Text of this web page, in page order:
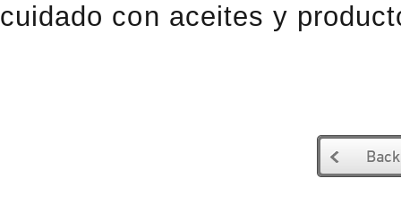
cuidado con aceites y